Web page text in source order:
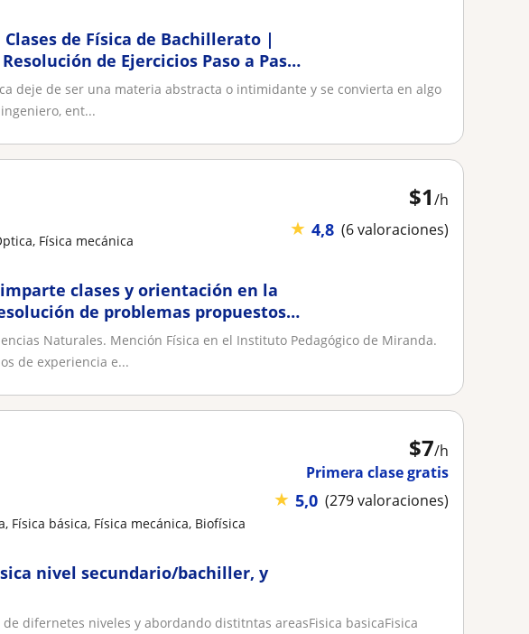
de Física de Bachillerato |
de Ejercicios Paso a Paso
deje de ser una materia abstracta o intimidante y se convierta en algo
ent...
$1/h
★ 4,8 (6 valoraciones)
Física mecánica
clases y orientación en la
de problemas propuestos
Naturales. Mención Física en el Instituto Pedagógico de Miranda.
de experiencia e...
$7/h
Primera clase gratis
★ 5,0 (279 valoraciones)
Física básica, Física mecánica, Biofísica
nivel secundario/bachiller, y
difernetes niveles y abordando distitntas areasFisica basicaFisica